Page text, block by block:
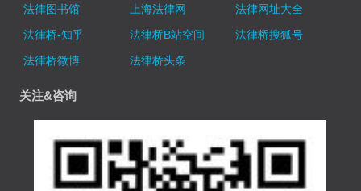
法律图书馆 上海法律网
法律网址大全
法律桥-知乎
法律桥B站空间
法律桥搜狐号
法律桥微博
法律桥头条
关注&咨询